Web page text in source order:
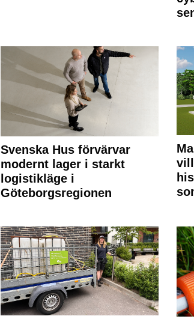
Svenska Hus förvärvar
modernt lager i starkt
logistikläge i
Göteborgsregionen